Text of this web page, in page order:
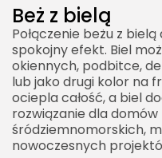
Beż z bielą
Połączenie beżu z
spokojny efekt. Biel
okiennych, podbitce,
lub jako drugi kolor na
ociepla całość, a biel
rozwiązanie dla
śródziemnomorskich,
nowoczesnych